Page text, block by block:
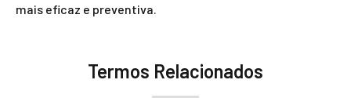
mais eficaz e preventiva.
Termos Relacionados